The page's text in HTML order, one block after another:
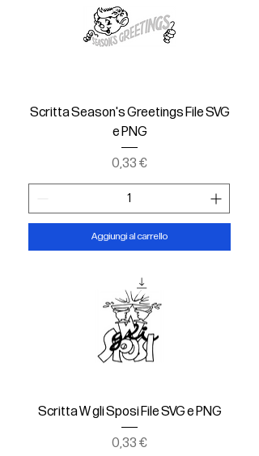
Scritta Season's Greetings File SVG
e PNG
Prezzo
0,33 €
Aggiungi al carrello
Scritta W gli Sposi File SVG e PNG
Prezzo
0,33 €